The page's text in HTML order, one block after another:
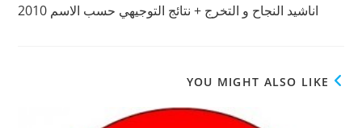
اناشيد النجاح و التخرج + نتائج التوجيهي حسب الاسم 2010
YOU MIGHT ALSO LIKE